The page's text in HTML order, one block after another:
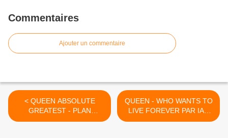
Commentaires
Ajouter un commentaire
< QUEEN ABSOLUTE
GREATEST - PLAN
MARKETING
QUEEN - WHO WANTS TO
LIVE FOREVER PAR IAN
ET MELINDA. >